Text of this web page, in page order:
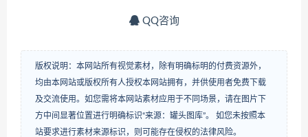
QQ咨询
版权说明：本网站所有视觉素材，除有明确标明的付费资源外，
均由本网站或版权所有人授权本网站拥有，并供使用者免费下载
及交流使用。如您需将本网站素材应用于不同场景，请在图片下
方中间显著位置进行明确标识“来源：罐头图库”。 如您未按照本
站要求进行素材来源标识，则可能存在侵权的法律风险。